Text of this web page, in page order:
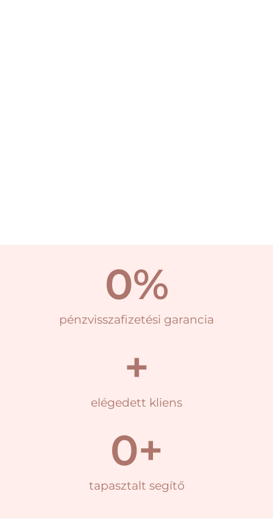
pénzvisszafizetési garancia
0%
elégedett kliens
+
tapasztalt segítő
0+